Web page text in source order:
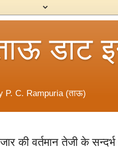
डाट
P. C. Rampuria (ताऊ)
की वर्तमान तेजी के